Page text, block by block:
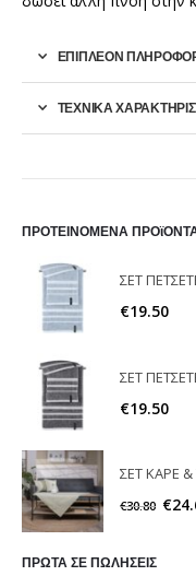
ΕΠΙΠΛΈΟΝ
ΤΕΧΝΙΚΑ
ΠΡΟΤΕΙΝΟΜΕΝΑ
ΣΕΤ
€19.50
€19.50
€30.80 €
ΠΡΩΤΑ ΣΕ ΠΩΛΗΣΕΙΣ